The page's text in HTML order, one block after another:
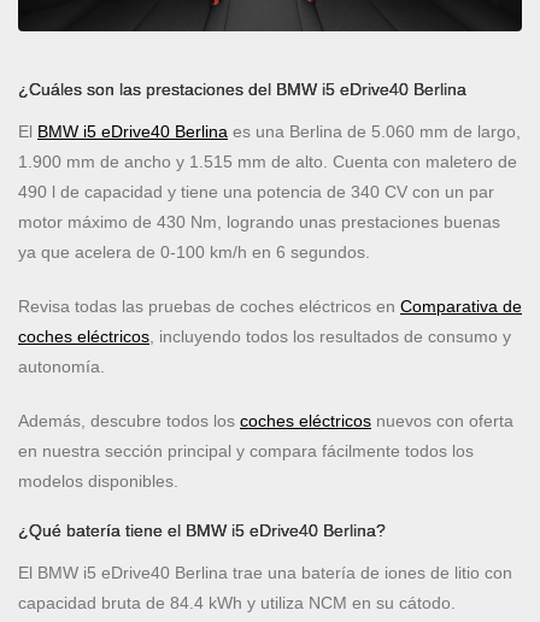
¿Cuáles son las prestaciones del BMW i5 eDrive40 Berlina
El BMW i5 eDrive40 Berlina es una Berlina de 5.060 mm de largo,
1.900 mm de ancho y 1.515 mm de alto. Cuenta con maletero de
490 l de capacidad y tiene una potencia de 340 CV con un par
motor máximo de 430 Nm, logrando unas prestaciones buenas
ya que acelera de 0-100 km/h en 6 segundos.
Revisa todas las pruebas de coches eléctricos en Comparativa de
coches eléctricos , incluyendo todos los resultados de consumo y
autonomía.
Además, descubre todos los coches eléctricos nuevos con oferta
en nuestra sección principal y compara fácilmente todos los
modelos disponibles.
¿Qué batería tiene el BMW i5 eDrive40 Berlina?
El BMW i5 eDrive40 Berlina trae una batería de iones de litio con
capacidad bruta de 84.4 kWh y utiliza NCM en su cátodo.